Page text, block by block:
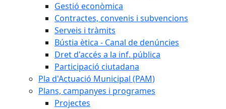
Gestió econòmica
Contractes, convenis i subvencions
Serveis i tràmits
Bústia ètica - Canal de denúncies
Dret d'accés a la inf. pública
Participació ciutadana
Pla d'Actuació Municipal (PAM)
Plans, campanyes i programes
Projectes